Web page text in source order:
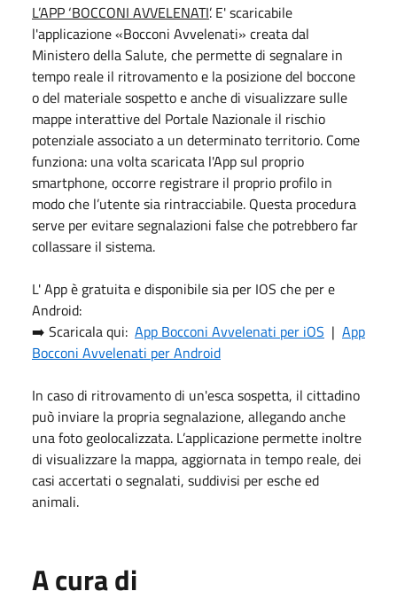
L’APP ‘BOCCONI AVVELENATI’. E' scaricabile
l'applicazione «Bocconi Avvelenati» creata dal
Ministero della Salute, che permette di segnalare in
tempo reale il ritrovamento e la posizione del boccone
o del materiale sospetto e anche di visualizzare sulle
mappe interattive del Portale Nazionale il rischio
potenziale associato a un determinato territorio. Come
funziona: una volta scaricata l'App sul proprio
smartphone, occorre registrare il proprio profilo in
modo che l’utente sia rintracciabile. Questa procedura
serve per evitare segnalazioni false che potrebbero far
collassare il sistema.
L' App è gratuita e disponibile sia per IOS che per e
Android:
➡️ Scaricala qui: App Bocconi Avvelenati per iOS | App
Bocconi Avvelenati per Android
In caso di ritrovamento di un'esca sospetta, il cittadino
può inviare la propria segnalazione, allegando anche
una foto geolocalizzata. L’applicazione permette inoltre
di visualizzare la mappa, aggiornata in tempo reale, dei
casi accertati o segnalati, suddivisi per esche ed
animali.
A cura di